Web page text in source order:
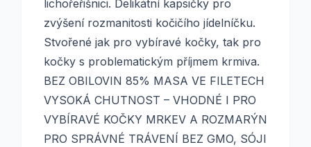
lichořeřišnici. Delikátní kapsičky pro
zvýšení rozmanitosti kočičího jídelníčku.
Stvořené jak pro vybíravé kočky, tak pro
kočky s problematickým příjmem krmiva.
BEZ OBILOVIN 85% MASA VE FILETECH
VYSOKÁ CHUTNOST – VHODNÉ I PRO
VYBÍRAVÉ KOČKY MRKEV A ROZMARÝN
PRO SPRÁVNÉ TRÁVENÍ BEZ GMO, SÓJI